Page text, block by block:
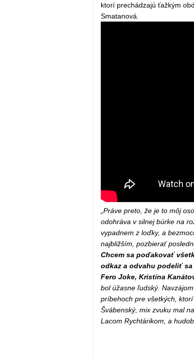
ktorí prechádzajú ťažkým
Smatanová.
„Práve preto, že je to môj
odohráva v silnej búrke na
vypadnem z loďky, a
najbližším, pozbierať
Chcem sa poďakovať
odkaz a odvahu podeliť sa
Fero Joke, Kristína
bol úžasne ľudský.
príbehoch pre všetkých,
Švábenský, mix zvuku mal
Lacom Rychtárikom, a